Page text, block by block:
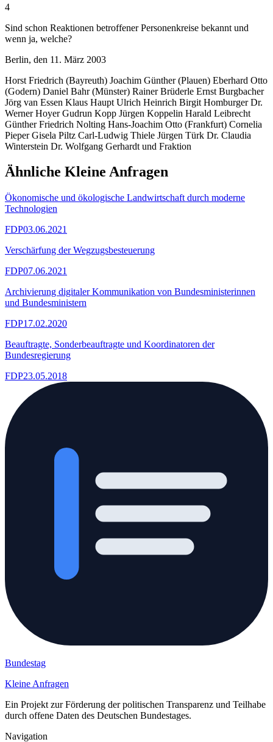
4
Sind schon Reaktionen betroffener Personenkreise bekannt und
wenn ja, welche?
Berlin, den 11. März 2003
Horst Friedrich (Bayreuth) Joachim Günther (Plauen) Eberhard Otto
(Godern) Daniel Bahr (Münster) Rainer Brüderle Ernst Burgbacher
Jörg van Essen Klaus Haupt Ulrich Heinrich Birgit Homburger Dr.
Werner Hoyer Gudrun Kopp Jürgen Koppelin Harald Leibrecht
Günther Friedrich Nolting Hans-Joachim Otto (Frankfurt) Cornelia
Pieper Gisela Piltz Carl-Ludwig Thiele Jürgen Türk Dr. Claudia
Winterstein Dr. Wolfgang Gerhardt und Fraktion
Ähnliche Kleine Anfragen
Ökonomische und ökologische Landwirtschaft durch moderne
Technologien
FDP03.06.2021
Verschärfung der Wegzugsbesteuerung
FDP07.06.2021
Archivierung digitaler Kommunikation von Bundesministerinnen
und Bundesministern
FDP17.02.2020
Beauftragte, Sonderbeauftragte und Koordinatoren der
Bundesregierung
FDP23.05.2018
Bundestag
Kleine Anfragen
Ein Projekt zur Förderung der politischen Transparenz und Teilhabe
durch offene Daten des Deutschen Bundestages.
Navigation